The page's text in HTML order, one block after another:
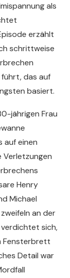
als
erzählt
schrittweise
das auf
basiert.
jährigen Frau
auf einen
Verletzungen
Henry
Michael
an der
sich,
Fensterbrett
Detail war